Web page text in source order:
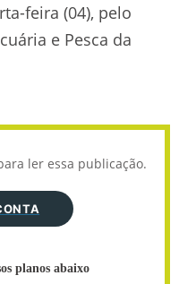
feira (04), pelo
e Pesca da
ler essa publicação.
planos abaixo